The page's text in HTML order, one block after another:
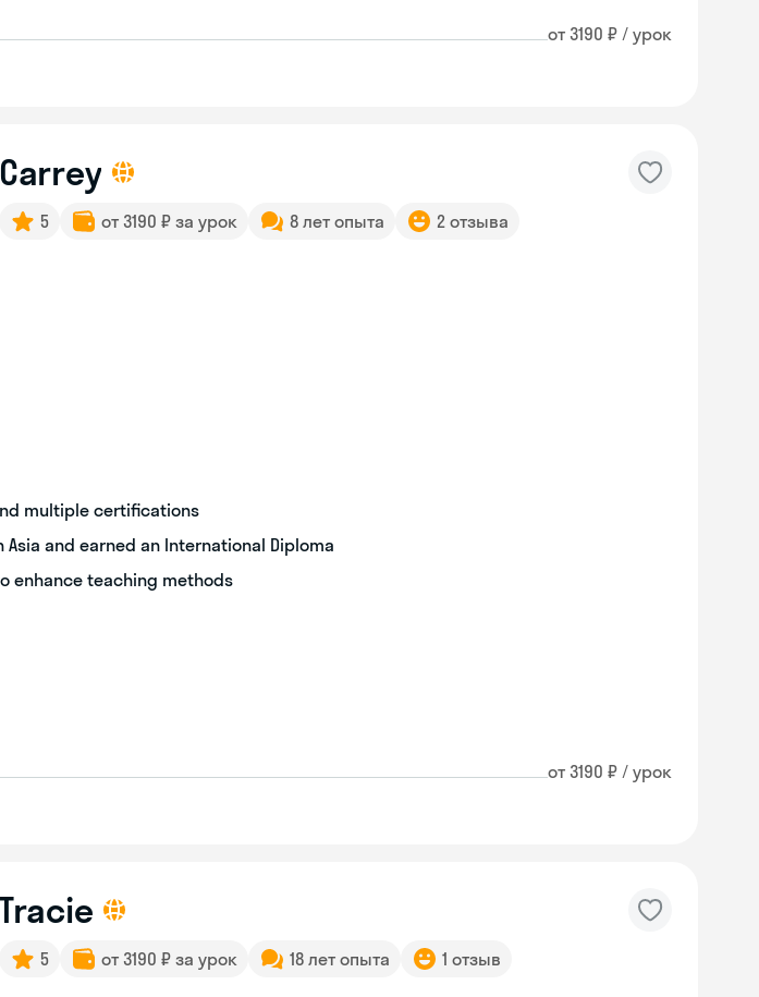
от 3190 ₽ / урок
Carrey
5 от 3190 ₽ за урок 8 лет опыта 2 отзыва
multiple certifications
and earned an International Diploma
enhance teaching methods
от 3190 ₽ / урок
Tracie
5 от 3190 ₽ за урок 18 лет опыта 1 отзыв